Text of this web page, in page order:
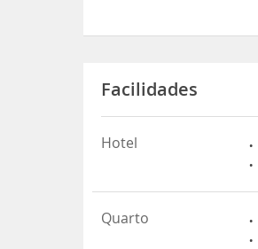
Facilidades
Hotel
Quarto